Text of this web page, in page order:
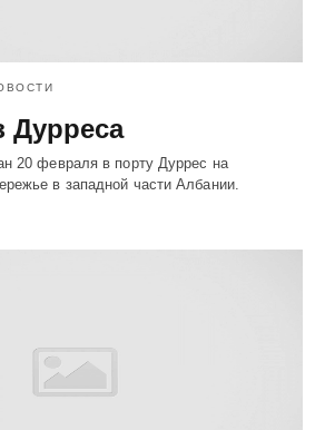
Дурреса
20 февраля в порту Дуррес на
в западной части Албании.